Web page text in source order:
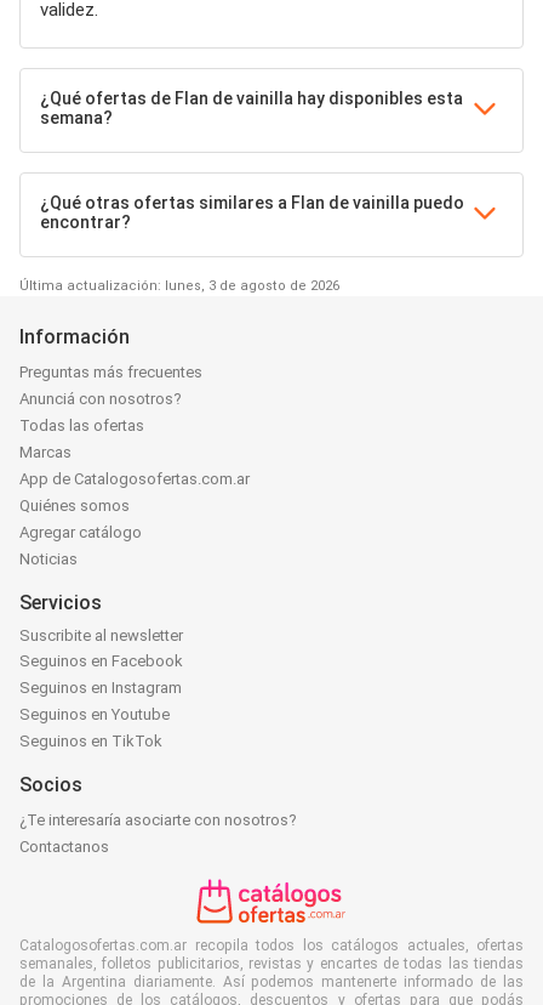
validez.
¿Qué ofertas de Flan de vainilla hay disponibles esta
semana?
¿Qué otras ofertas similares a Flan de vainilla puedo
encontrar?
Última actualización: lunes, 3 de agosto de 2026
Información
Preguntas más frecuentes
Anunciá con nosotros?
Todas las ofertas
Marcas
App de Catalogosofertas.com.ar
Quiénes somos
Agregar catálogo
Noticias
Servicios
Suscribite al newsletter
Seguinos en Facebook
Seguinos en Instagram
Seguinos en Youtube
Seguinos en TikTok
Socios
¿Te interesaría asociarte con nosotros?
Contactanos
Catalogosofertas.com.ar recopila todos los catálogos actuales, ofertas
semanales, folletos publicitarios, revistas y encartes de todas las tiendas
de la Argentina diariamente. Así podemos mantenerte informado de las
promociones de los catálogos, descuentos y ofertas para que podás